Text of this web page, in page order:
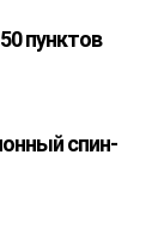
пунктов
спин-